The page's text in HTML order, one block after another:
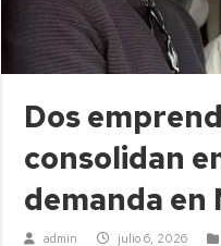
Dos
consolidan
demanda en
admin julio 6, 2026